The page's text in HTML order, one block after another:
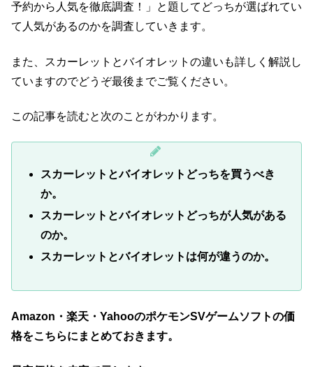
予約から人気を徹底調査！」と題してどっちが選ばれてい
て人気があるのかを調査していきます。
また、スカーレットとバイオレットの違いも詳しく解説し
ていますのでどうぞ最後までご覧ください。
この記事を読むと次のことがわかります。
スカーレットとバイオレットどっちを買うべき
か。
スカーレットとバイオレットどっちが人気がある
のか。
スカーレットとバイオレットは何が違うのか。
Amazon・楽天・YahooのポケモンSVゲームソフトの価
格をこちらにまとめておきます。